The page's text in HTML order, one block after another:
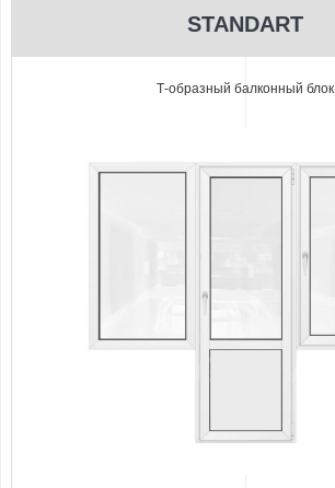
STANDART
Т-образный балконный блок